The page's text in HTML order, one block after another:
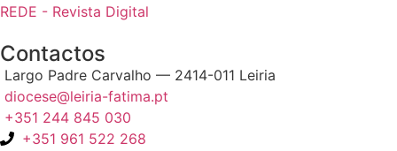
REDE - Revista Digital
Contactos
Largo Padre Carvalho — 2414-011 Leiria
diocese@leiria-fatima.pt
+351 244 845 030
+351 961 522 268